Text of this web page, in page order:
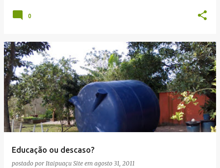
0
Educação ou descaso?
postado por Itaipuaçu Site em agosto 31, 2011